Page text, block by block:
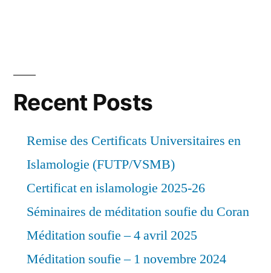
Recent Posts
Remise des Certificats Universitaires en
Islamologie (FUTP/VSMB)
Certificat en islamologie 2025-26
Séminaires de méditation soufie du Coran
Méditation soufie – 4 avril 2025
Méditation soufie – 1 novembre 2024